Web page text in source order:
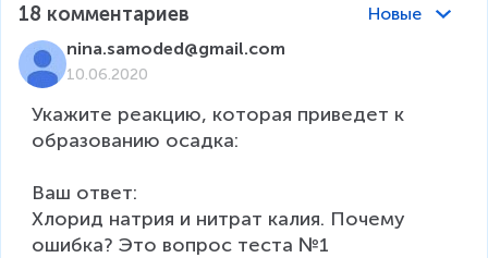
18 комментариев
Новые
nina.samoded@gmail.com
10.06.2020
Укажите реакцию, которая приведет к
образованию осадка:
Ваш ответ:
Хлорид натрия и нитрат калия. Почему
ошибка? Это вопрос теста №1